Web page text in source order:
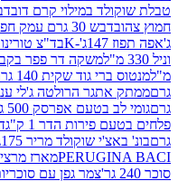
קרם דובדבן 86 גרם
דבש 30 גרם עמק חפר
טרולי בורגר
בד"צ טורינו טנטיישן חלב
משקה דר פפר בקבוק 450מ"ל
גוד שקית 140 גרם
הרולטה ג'לי ענק 90 גרם
אפרסק 500 גרם
לקריץ
הדר 1 ק"ג
שוקולד מריר 175ג'
מארז מרציפן ללא תוספת